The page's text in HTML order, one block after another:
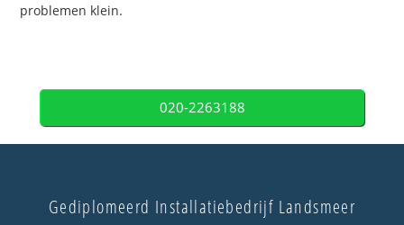
problemen klein.
020-2263188
Gediplomeerd Installatiebedrijf Landsmeer